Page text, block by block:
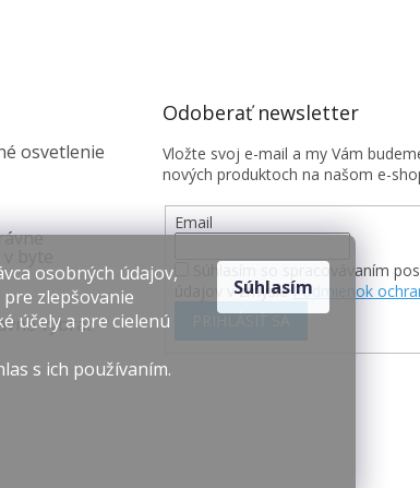
osobných údajov,
zlepšovanie
účely a pre cielenú
s ich používaním.
Súhlasím
osvetlenie
vybrať
Odoberať newsletter
Vložte svoj e-mail a my Vám
nových produktoch na našom e-
Email
Súhlasím so spracovávaním
údajov v zmyslePodmienok
PRIHLÁSIŤ SA